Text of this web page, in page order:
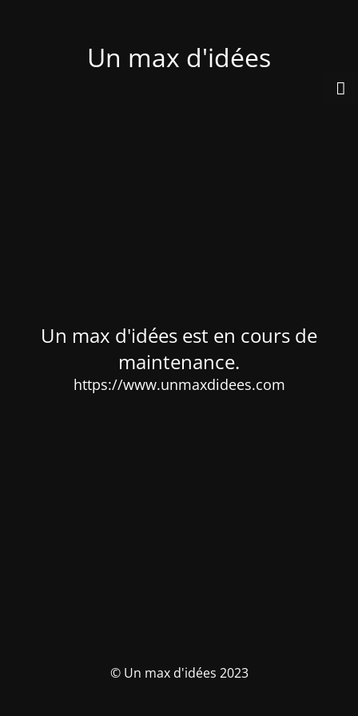
Un max d'idées
Un max d'idées est en cours de
maintenance.
https://www.unmaxdidees.com
© Un max d'idées 2023